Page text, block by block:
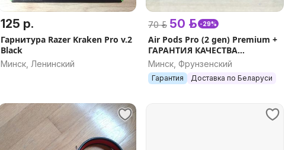
125 р.
Гарнитура Razer Kraken Pro v.2
Black
Минск, Ленинский
70 р. 50 р. -29%
Air Pods Pro (2 gen) Premium +
ГАРАНТИЯ КАЧЕСТВА
запечатаны с
шумоподавлением,
беспроводной зарядкой
Минск, Фрунзенский
Гарантия Доставка по Беларуси